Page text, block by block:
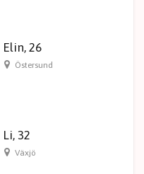
Elin, 26
Östersund
Li, 32
Växjö